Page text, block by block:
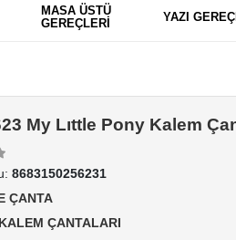
MASA ÜSTÜ
GEREÇLERİ
YAZI
My Lıttle Pony Kalem
8683150256231
ÇANTA
KALEM ÇANTALARI